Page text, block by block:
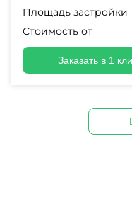
Площадь застройки
Стоимость от
Заказать в 1